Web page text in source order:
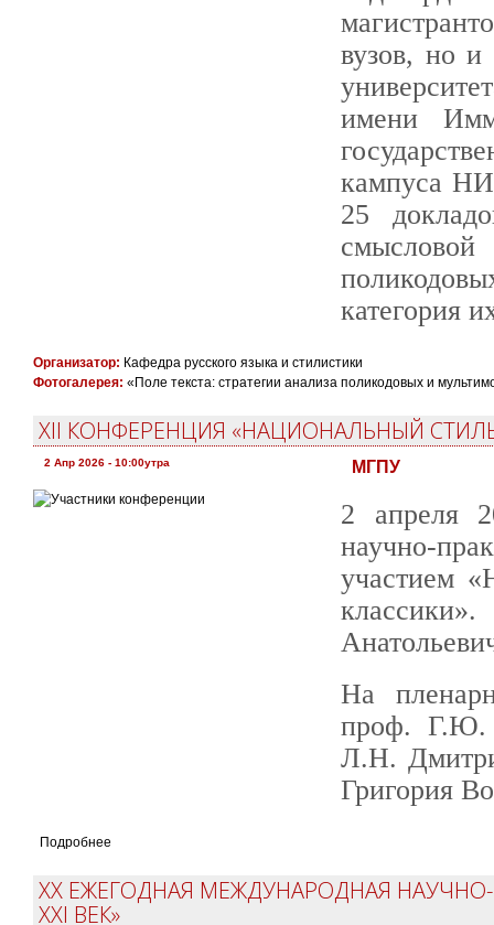
вузов, но и
имени
кампуса
25
категория
Организатор: Кафедра русского языка и стилистики
Фотогалерея: «Поле текста: стратегии анализа поликодовых и
XII КОНФЕРЕНЦИЯ «НАЦИОНАЛЬНЫЙ
2 Апр 2026 - 10:00утра МГПУ
2 апреля
научно-
участием
На
проф. Г.Ю.
Л.Н.
Григория
Подробнее
XX ЕЖЕГОДНАЯ МЕЖДУНАРОДНАЯ
XXI ВЕК»